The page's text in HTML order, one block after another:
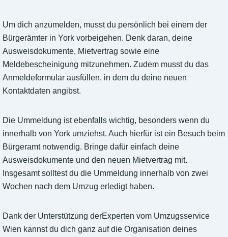
Um dich anzumelden, musst du persönlich bei einem der
Bürgerämter in York vorbeigehen. Denk daran, deine
Ausweisdokumente, Mietvertrag sowie eine
Meldebescheinigung mitzunehmen. Zudem musst du das
Anmeldeformular ausfüllen, in dem du deine neuen
Kontaktdaten angibst.
Die Ummeldung ist ebenfalls wichtig, besonders wenn du
innerhalb von York umziehst. Auch hierfür ist ein Besuch beim
Bürgeramt notwendig. Bringe dafür einfach deine
Ausweisdokumente und den neuen Mietvertrag mit.
Insgesamt solltest du die Ummeldung innerhalb von zwei
Wochen nach dem Umzug erledigt haben.
Dank der Unterstützung derExperten vom Umzugsservice
Wien kannst du dich ganz auf die Organisation deines